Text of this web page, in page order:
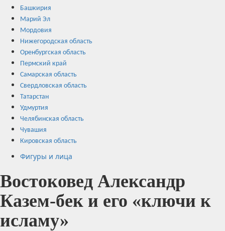
Башкирия
Марий Эл
Мордовия
Нижегородская область
Оренбургская область
Пермский край
Самарская область
Свердловская область
Татарстан
Удмуртия
Челябинская область
Чувашия
Кировская область
Фигуры и лица
Востоковед Александр
Казем-бек и его «ключи к
исламу»